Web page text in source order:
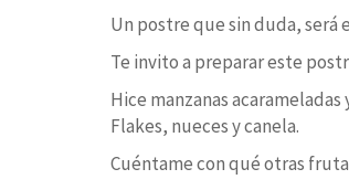
Un postre que sin duda, será
Te invito a preparar este
Hice manzanas
Flakes, nueces y canela.
Cuéntame con qué otras